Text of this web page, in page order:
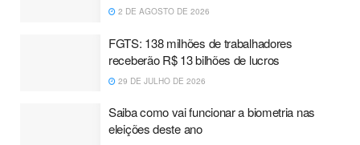
2 DE AGOSTO DE 2026
FGTS: 138 milhões de trabalhadores
receberão R$ 13 bilhões de lucros
29 DE JULHO DE 2026
Saiba como vai funcionar a biometria nas
eleições deste ano